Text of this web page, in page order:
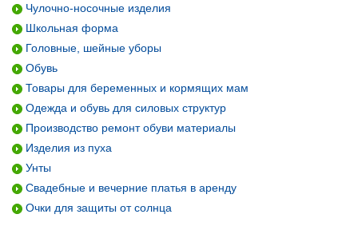
Чулочно-носочные изделия
Школьная форма
Головные, шейные уборы
Обувь
Товары для беременных и кормящих мам
Одежда и обувь для силовых структур
Производство ремонт обуви материалы
Изделия из пуха
Унты
Свадебные и вечерние платья в аренду
Очки для защиты от солнца